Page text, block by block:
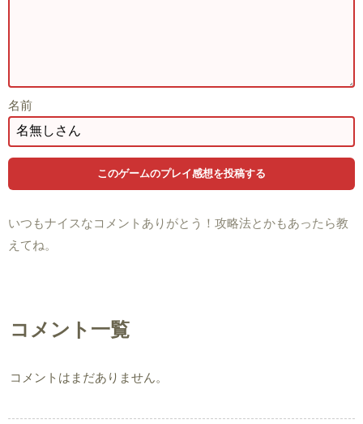
名前
いつもナイスなコメントありがとう！攻略法とかもあったら教
えてね。
コメント一覧
コメントはまだありません。